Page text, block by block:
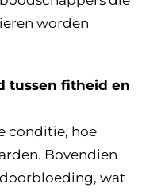
worden
tussen fitheid en
conditie, hoe
Bovendien
wat